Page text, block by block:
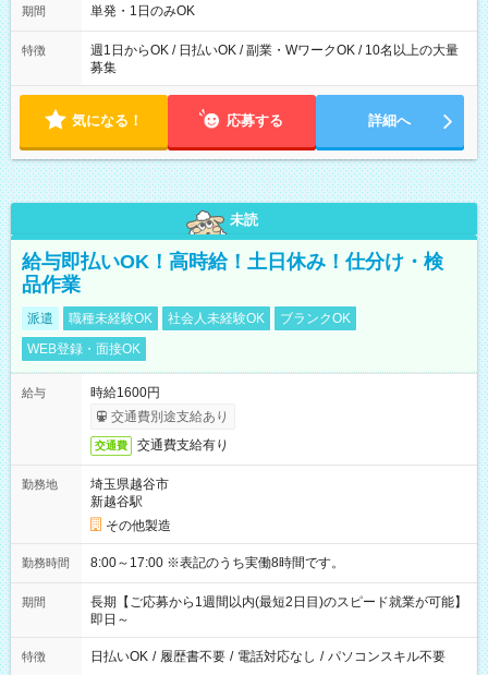
可能です！ ※1日あたりの最大実働時間は日勤、夜勤共に勤務し
期間 単発・1日のみOK
特徴
週1日からOK / 日払いOK / 副業・WワークOK / 10名以上の大量
募集
気になる！ 応募する 詳細へ
未読
給与即払いOK！高時給！土日休み！仕分け・検
品作業
派遣 職種未経験OK 社会人未経験OK
ブランクOK
WEB登録・面接OK
給与
時給1600円
交通費別途支給あり
交通費 交通費支給有り
勤務地
埼玉県越谷市
新越谷駅
その他製造
勤務時間 8:00～17:00 ※表記のうち実働8時間です。
期間
長期【ご応募から1週間以内(最短2日目)のスピード就業が可能】
即日～
特徴 日払いOK / 履歴書不要 / 電話対応なし / パソコンスキル不要